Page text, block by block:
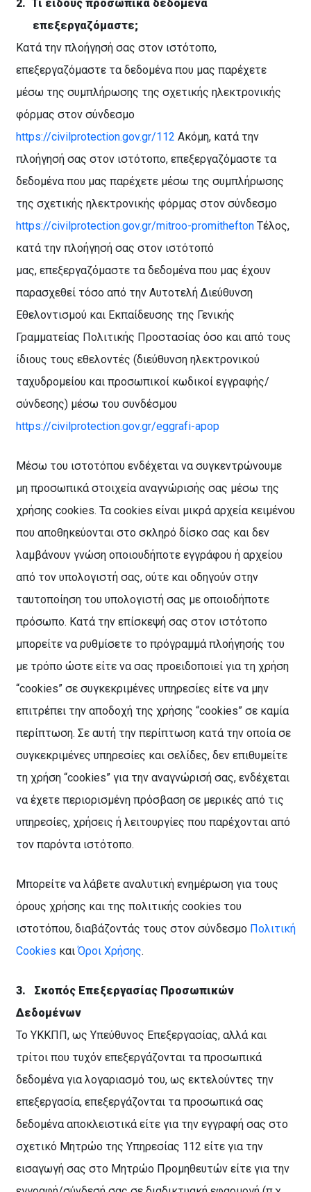
2. Τι είδους προσωπικά δεδομένα
επεξεργαζόμαστε;
Κατά την πλοήγησή σας στον ιστότοπο,
επεξεργαζόμαστε τα δεδομένα που μας παρέχετε
μέσω της συμπλήρωσης της σχετικής ηλεκτρονικής
φόρμας στον σύνδεσμο
https://civilprotection.gov.gr/112 Ακόμη, κατά την
πλοήγησή σας στον ιστότοπο, επεξεργαζόμαστε τα
δεδομένα που μας παρέχετε μέσω της συμπλήρωσης
της σχετικής ηλεκτρονικής φόρμας στον σύνδεσμο
https://civilprotection.gov.gr/mitroo-promithefton Τέλος,
κατά την πλοήγησή σας στον ιστότοπό
μας, επεξεργαζόμαστε τα δεδομένα που μας έχουν
παρασχεθεί τόσο από την Αυτοτελή Διεύθυνση
Εθελοντισμού και Εκπαίδευσης της Γενικής
Γραμματείας Πολιτικής Προστασίας όσο και από τους
ίδιους τους εθελοντές (διεύθυνση ηλεκτρονικού
ταχυδρομείου και προσωπικοί κωδικοί εγγραφής/
σύνδεσης) μέσω του συνδέσμου
https://civilprotection.gov.gr/eggrafi-apop
Μέσω του ιστοτόπου ενδέχεται να συγκεντρώνουμε
μη προσωπικά στοιχεία αναγνώρισής σας μέσω της
χρήσης cookies. Τα cookies είναι μικρά αρχεία κειμένου
που αποθηκεύονται στο σκληρό δίσκο σας και δεν
λαμβάνουν γνώση οποιουδήποτε εγγράφου ή αρχείου
από τον υπολογιστή σας, ούτε και οδηγούν στην
ταυτοποίηση του υπολογιστή σας με οποιοδήποτε
πρόσωπο. Κατά την επίσκεψή σας στον ιστότοπο
μπορείτε να ρυθμίσετε το πρόγραμμά πλοήγησής του
με τρόπο ώστε είτε να σας προειδοποιεί για τη χρήση
“cookies” σε συγκεκριμένες υπηρεσίες είτε να μην
επιτρέπει την αποδοχή της χρήσης “cookies” σε καμία
περίπτωση. Σε αυτή την περίπτωση κατά την οποία σε
συγκεκριμένες υπηρεσίες και σελίδες, δεν επιθυμείτε
τη χρήση “cookies” για την αναγνώρισή σας, ενδέχεται
να έχετε περιορισμένη πρόσβαση σε μερικές από τις
υπηρεσίες, χρήσεις ή λειτουργίες που παρέχονται από
τον παρόντα ιστότοπο.
Μπορείτε να λάβετε αναλυτική ενημέρωση για τους
όρους χρήσης και της πολιτικής cookies του
ιστοτόπου, διαβάζοντάς τους στον σύνδεσμο Πολιτική
Cookies καιΌροι Χρήσης.
3.
Σκοπός Επεξεργασίας Προσωπικών
Δεδομένων
Το ΥΚΚΠΠ, ως Υπεύθυνος Επεξεργασίας, αλλά και
τρίτοι που τυχόν επεξεργάζονται τα προσωπικά
δεδομένα για λογαριασμό του, ως εκτελούντες την
επεξεργασία, επεξεργάζονται τα προσωπικά σας
δεδομένα αποκλειστικά είτε για την εγγραφή σας στο
σχετικό Μητρώο της Υπηρεσίας 112 είτε για την
εισαγωγή σας στο Μητρώο Προμηθευτών είτε για την